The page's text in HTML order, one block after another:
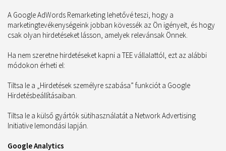
A Google AdWords Remarketing lehetővé teszi, hogy a
marketingtevékenységeink jobban kövessék az Ön igényeit, és hogy
csak olyan hirdetéseket lásson, amelyek relevánsak Önnek.
Ha nem szeretne hirdetéseket kapni a TEE vállalattól, ezt az alábbi
módokon érheti el:
Tiltsa le a „Hirdetések személyre szabása” funkciót a Google
Hirdetésbeállításaiban.
Tiltsa le a külső gyártók sütihasználatát a Network Advertising
Initiative lemondási lapján.
Google Analytics